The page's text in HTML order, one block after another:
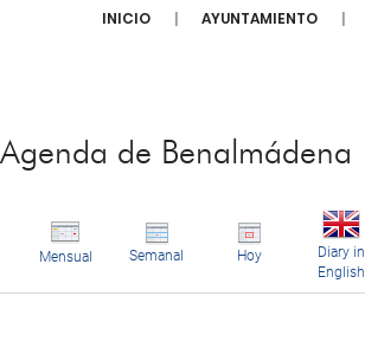
INICIO AYUNTAMIENTO
Agenda de Benalmádena
Mensual Semanal Hoy
Diary in
English